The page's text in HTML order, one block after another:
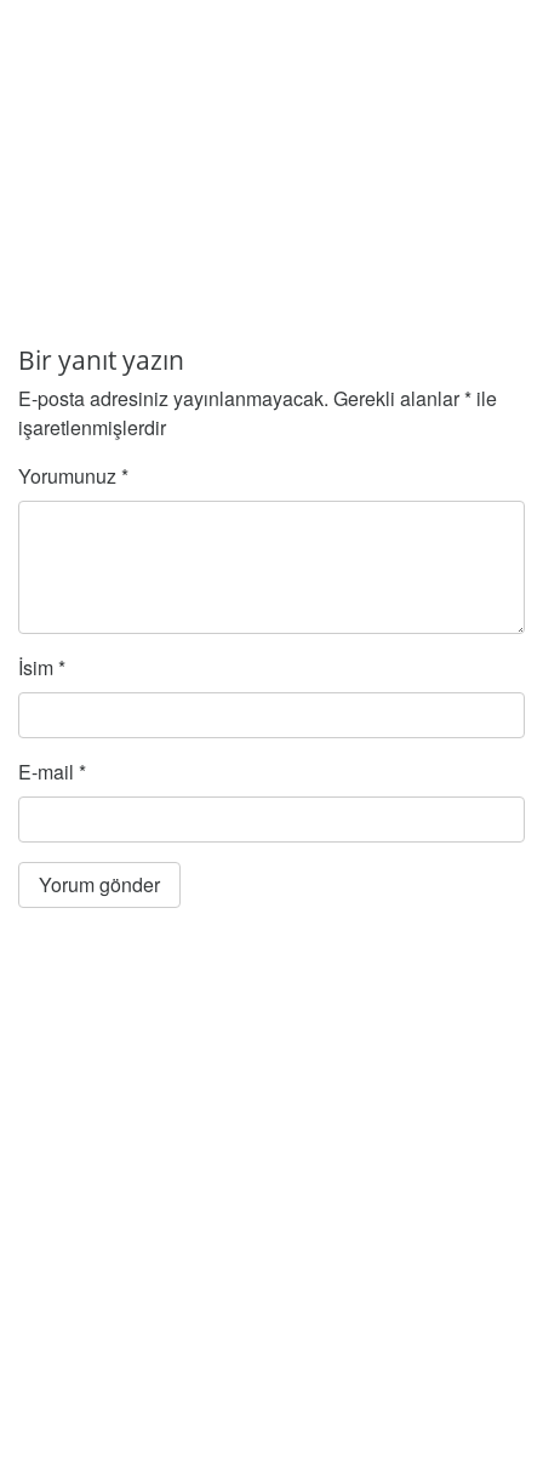
Bir yanıt yazın
E-posta adresiniz yayınlanmayacak. Gerekli alanlar* ile
işaretlenmişlerdir
Yorumunuz*
İsim*
E-mail *